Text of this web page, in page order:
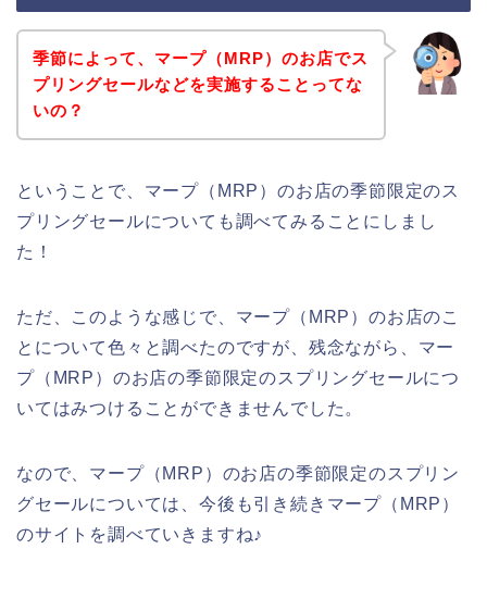
季節によって、マープ（MRP）のお店でス
プリングセールなどを実施することってな
いの？
ということで、マープ（MRP）のお店の季節限定のス
プリングセールについても調べてみることにしまし
た！
ただ、このような感じで、マープ（MRP）のお店のこ
とについて色々と調べたのですが、残念ながら、マー
プ（MRP）のお店の季節限定のスプリングセールにつ
いてはみつけることができませんでした。
なので、マープ（MRP）のお店の季節限定のスプリン
グセールについては、今後も引き続きマープ（MRP）
のサイトを調べていきますね♪